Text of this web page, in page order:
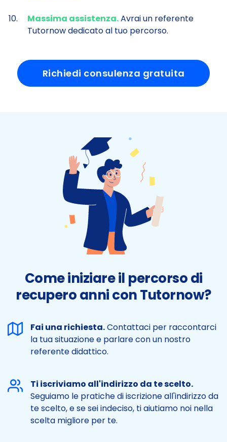
Massima assistenza.Avrai un referente
Tutornow dedicato al tuo percorso.
Richiedi consulenza gratuita
Come iniziare il percorso di
recupero anni con Tutornow?
Fai una richiesta.Contattaci per raccontarci
la tua situazione e parlare con un nostro
referente didattico.
Ti iscriviamo all'indirizzo da te scelto.
Seguiamo le pratiche di iscrizione all'indirizzo da
te scelto, e se sei indeciso, ti aiutiamo noi nella
scelta migliore per te.